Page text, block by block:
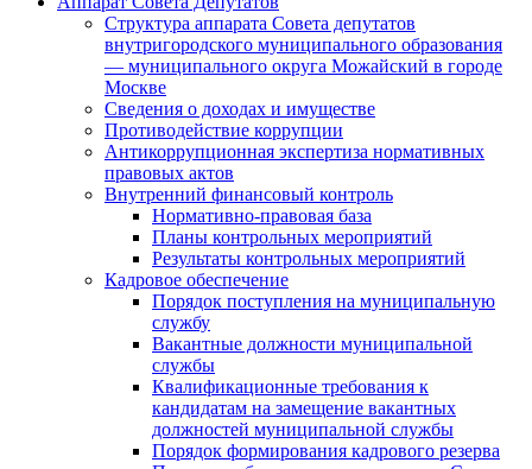
Структура аппарата Совета депутатов
внутригородского муниципального образования
— муниципального округа Можайский в городе
Москве
Сведения о доходах и имуществе
Противодействие коррупции
Антикоррупционная экспертиза нормативных
правовых актов
Внутренний финансовый контроль
Нормативно-правовая база
Планы контрольных мероприятий
Результаты контрольных мероприятий
Кадровое обеспечение
Порядок поступления на муниципальную
службу
Вакантные должности муниципальной
службы
Квалификационные требования к
кандидатам на замещение вакантных
должностей муниципальной службы
Порядок формирования кадрового резерва